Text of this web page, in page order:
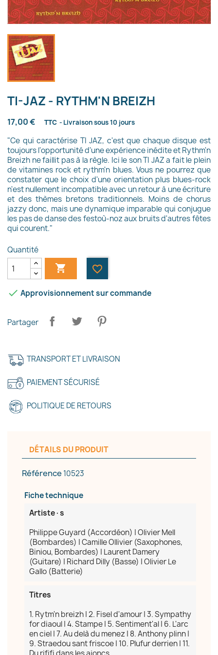
TI-JAZ - RYTHM'N BREIZH
17,00 € TTC Livraison sous 10 jours
"Ce qui caractérise TI JAZ, c'est que chaque disque est
toujours l'opportunité d'une expérience inédite et Rythm'n
Breizh ne faillit pas à la règle. Ici le son TI JAZ a fait le plein
de vitamines rock et rythm'n blues. Vous ne pourrez que
constater que le choix d'une orientation plus blues-rock
n'est nullement incompatible avec un retour à une écriture
et des thèmes bretons traditionnels. Moins de chorus
jazzy donc, mais une dynamique imparable qui conjugue
les pas de danse des festoù-noz aux bruits d'autres fêtes
qui courent."
Quantité
 favorite_border
 Approvisionnement sur commande
Partager
TRANSPORT ET LIVRAISON
PAIEMENT SÉCURISÉ
POLITIQUE DE RETOURS
DÉTAILS DU PRODUIT
Référence 10523
Fiche technique
Artiste·s
Philippe Guyard (Accordéon) | Olivier Mell
(Bombardes) | Camille Ollivier (Saxophones,
Biniou, Bombardes) | Laurent Damery
(Guitare) | Richard Dilly (Basse) | Olivier Le
Gallo (Batterie)
Titres
1. Rytm'n breizh | 2. Fisel d'amour | 3. Sympathy
for diaoul | 4. Stampe | 5. Sentiment'al | 6. L'arc
en ciel | 7. Au delà du menez | 8. Anthony plinn |
9. Straedou sant friscoe | 10. Plufur derrien | 11.